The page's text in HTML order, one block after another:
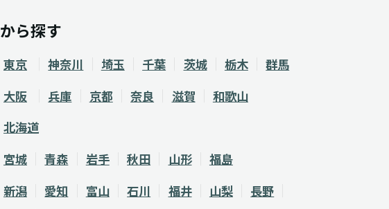
から探す
東京 神奈川 埼玉 千葉 茨城 栃木 群馬
大阪 兵庫 京都 奈良 滋賀 和歌山
北海道
宮城 青森 岩手 秋田 山形 福島
新潟 愛知 富山 石川 福井 山梨
長野